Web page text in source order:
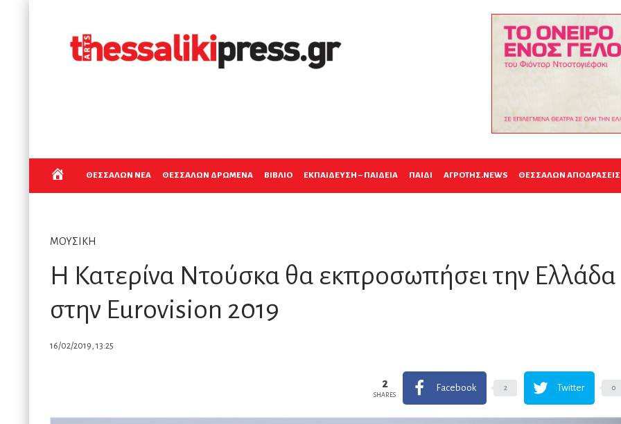
Χ
Η
ΘΕΣΣΑΛΩΝ ΝΕΑ ΘΕΣΣΑΛΩΝ ΔΡΩΜΕΝΑ ΒΙΒΛΙΟ ΕΚΠΑΙΔΕΥΣΗ – ΠΑΙΔΕΙΑ ΠΑΙΔΙ ΑΓΡΟΤΗΣ.NEWS ΘΕΣΣΑΛΩΝ ΑΠΟΔΡΑΣΕΙΣ
ΜΟΥΣΙΚΗ
Η Κατερίνα Ντούσκα θα εκπροσωπήσει την Ελλάδα
στην Eurovision 2019
16/02/2019, 13:25
2
SHARES
Facebook 2 Twitter 0